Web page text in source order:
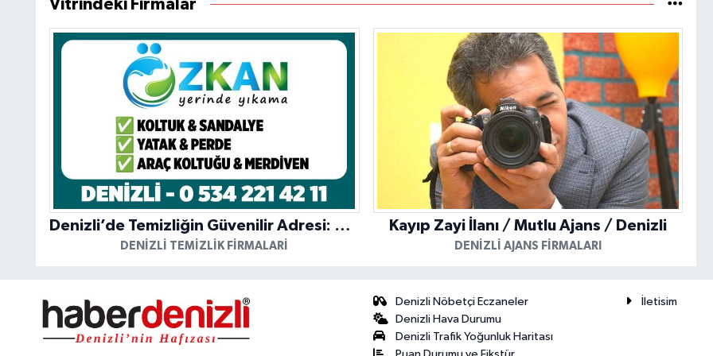
Vitrindeki Firmalar
Denizli’de Temizliğin Güvenilir Adresi: Özkan Yerinde Yıkama
DENIZLI TEMIZLIK FIRMALARI
Kayıp Zayi İlanı / Mutlu Ajans / Denizli
DENIZLI AJANS FIRMALARI
Denizli Nöbetçi Eczaneler
Denizli Hava Durumu
Denizli Trafik Yoğunluk Haritası
İletisim